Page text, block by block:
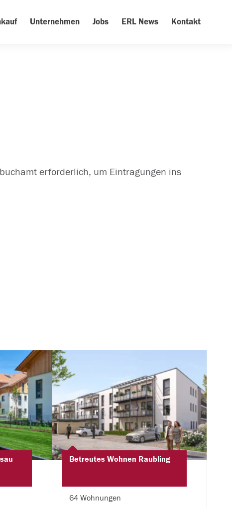
Unternehmen Jobs ERL News Kontakt
erforderlich, um Eintragungen ins
Betreutes Wohnen Raubling
64 Wohnungen